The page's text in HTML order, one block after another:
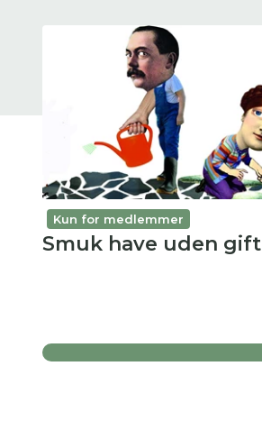
Kun for medlemmer
Smuk have uden gift